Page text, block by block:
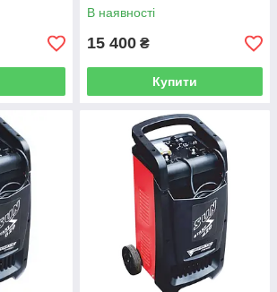
В наявності
15 400 ₴
Купити